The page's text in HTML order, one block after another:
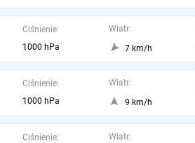
Ciśnienie:
1000 hPa
Wiatr:
7 km/h
Ciśnienie:
1000 hPa
Wiatr:
9 km/h
Ciśnienie:
Wiatr: